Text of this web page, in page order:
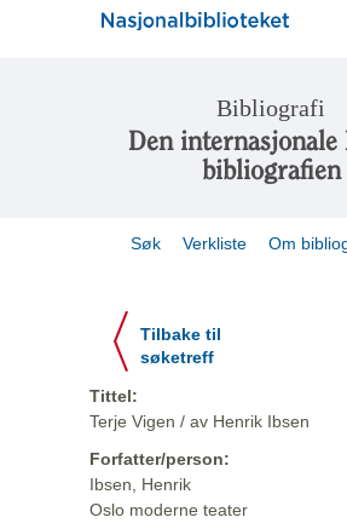
Bibliografi
Den internasjonale
bibliografien
Søk Verkliste Om
Tilbake til
søketreff
Tittel:
Terje Vigen / av Henrik Ibsen
Forfatter/person:
Ibsen, Henrik
Oslo moderne teater